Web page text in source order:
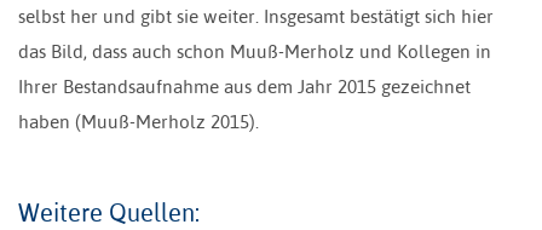
selbst her und gibt sie weiter. Insgesamt bestätigt sich hier
das Bild, dass auch schon Muuß-Merholz und Kollegen in
Ihrer Bestandsaufnahme aus dem Jahr 2015 gezeichnet
haben (Muuß-Merholz 2015).
Weitere Quellen: